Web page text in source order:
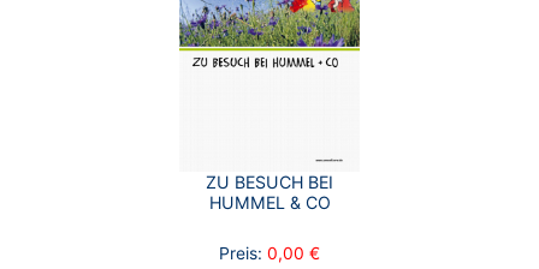
ZU BESUCH BEI
HUMMEL & CO
Preis: 0,00 €